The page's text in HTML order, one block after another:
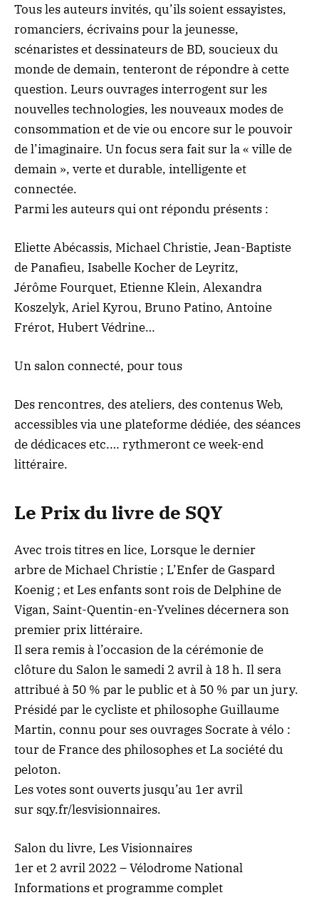
Tous les auteurs invités, qu’ils soient essayistes,
romanciers, écrivains pour la jeunesse,
scénaristes et dessinateurs de BD, soucieux du
monde de demain, tenteront de répondre à cette
question. Leurs ouvrages interrogent sur les
nouvelles technologies, les nouveaux modes de
consommation et de vie ou encore sur le pouvoir
de l’imaginaire. Un focus sera fait sur la « ville de
demain », verte et durable, intelligente et
connectée.
Parmi les auteurs qui ont répondu présents :
Eliette Abécassis, Michael Christie, Jean-Baptiste
de Panafieu, Isabelle Kocher de Leyritz,
Jérôme Fourquet, Etienne Klein, Alexandra
Koszelyk, Ariel Kyrou, Bruno Patino, Antoine
Frérot, Hubert Védrine…
Un salon connecté, pour tous
Des rencontres, des ateliers, des contenus Web,
accessibles via une plateforme dédiée, des séances
de dédicaces etc.… rythmeront ce week-end
littéraire.
Le Prix du livre de SQY
Avec trois titres en lice, Lorsque le dernier
arbre de Michael Christie ; L’Enfer de Gaspard
Koenig ; et Les enfants sont rois de Delphine de
Vigan, Saint-Quentin-en-Yvelines décernera son
premier prix littéraire.
Il sera remis à l’occasion de la cérémonie de
clôture du Salon le samedi 2 avril à 18 h. Il sera
attribué à 50 % par le public et à 50 % par un jury.
Présidé par le cycliste et philosophe Guillaume
Martin, connu pour ses ouvrages Socrate à vélo :
tour de France des philosophes et La société du
peloton.
Les votes sont ouverts jusqu’au 1er avril
sur sqy.fr/lesvisionnaires.
Salon du livre, Les Visionnaires
1er et 2 avril 2022 – Vélodrome National
Informations et programme complet